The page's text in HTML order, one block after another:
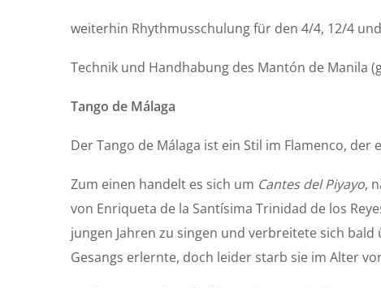
weiterhin Rhythmusschulung für den 4/4, 12/4
Technik und Handhabung des Mantón de Manila
Tango de Málaga
Der Tango de Málaga ist ein Stil im Flamenco,
Zum einen handelt es sich um Cantes del Piyayo,
von Enriqueta de la Santísima Trinidad de los
jungen Jahren zu singen und verbreitete sich
Gesangs erlernte, doch leider starb sie im Alter